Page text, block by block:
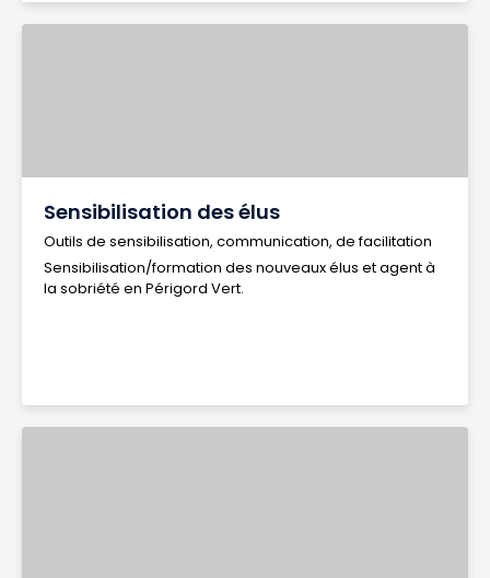
Sensibilisation des élus
Outils de sensibilisation, communication, de facilitation
Sensibilisation/formation des nouveaux élus et agent à
la sobriété en Périgord Vert.